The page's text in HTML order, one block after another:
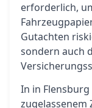
erforderlich,
Gutachten
sondern auch
In in
zugelassenem